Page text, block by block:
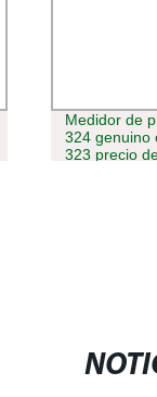
Medidor de
324 genuino
323 precio